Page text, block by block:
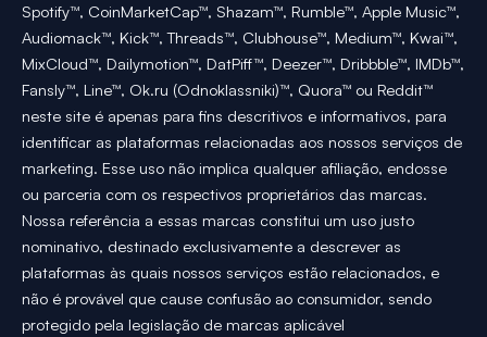
Spotify™, CoinMarketCap™, Shazam™, Rumble™, Apple Music™,
Audiomack™, Kick™, Threads™, Clubhouse™, Medium™, Kwai™,
MixCloud™, Dailymotion™, DatPiff™, Deezer™, Dribbble™, IMDb™,
Fansly™, Line™, Ok.ru (Odnoklassniki)™, Quora™ ou Reddit™
neste site é apenas para fins descritivos e informativos, para
identificar as plataformas relacionadas aos nossos serviços de
marketing. Esse uso não implica qualquer afiliação, endosse
ou parceria com os respectivos proprietários das marcas.
Nossa referência a essas marcas constitui um uso justo
nominativo, destinado exclusivamente a descrever as
plataformas às quais nossos serviços estão relacionados, e
não é provável que cause confusão ao consumidor, sendo
protegido pela legislação de marcas aplicável